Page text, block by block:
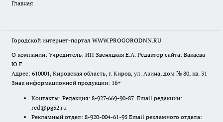
Главная
Городской интернет-портал WWW.PROGORODNN.RU
О компании: Учредитель: ИП Звеняцкая Е.А. Редактор сайта: Бакаева
Ю.Г.
Адрес: 610001, Кировская область, г. Киров, ул. Азина, дом № 80, кв. 31
Знак информационной продукции: 16+
Контакты: Редакция: 8-927-669-90-87 Email редакции:
red@pg52.ru
Рекламный отдел: 8-920-004-61-95 Email рекламного отдела: